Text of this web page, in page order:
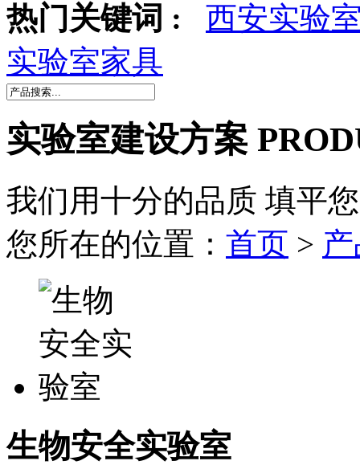
热门关键词 :
西安实验
实验室家具
实验室建设方案
我们用十分的品质 填平
您所在的位置： 首页 >
生物安全实验室